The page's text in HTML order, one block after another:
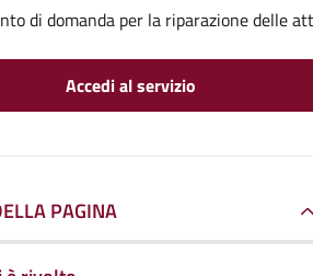
di domanda per la riparazione delle
Accedi al servizio
PAGINA